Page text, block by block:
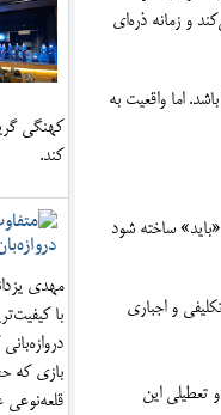
و زمانه ذره‌ای
اما واقعیت به
بزنگاه‌ها «باید» ساخته شود
و اجباری
تعطیلی این
کهنگی
کند.
مهدی
با
بازی که
قلعه‌نوعی